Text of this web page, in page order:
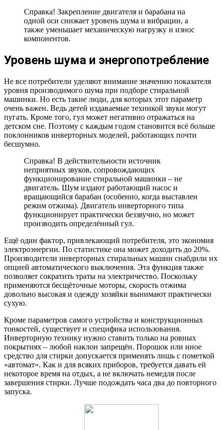
Справка! Закрепление двигателя и барабана на
одной оси снижает уровень шума и вибрации, а
также уменьшает механическую нагрузку и износ
компонентов.
Уровень шума и энергопотребление
Не все потребители уделяют внимание значению показателя
уровня производимого шума при подборе стиральной
машинки. Но есть такие люди, для которых этот параметр
очень важен. Ведь детей издаваемые техникой звуки могут
пугать. Кроме того, гул может негативно отражаться на
детском сне. Поэтому с каждым годом становится всё больше
поклонников инверторных моделей, работающих почти
бесшумно.
Справка! В действительности источник
неприятных звуков, сопровождающих
функционирование стиральной машинки – не
двигатель. Шум издают работающий насос и
вращающийся барабан (особенно, когда выставлен
режим отжима). Двигатель инверторного типа
функционирует практически беззвучно, но может
производить определённый гул.
Ещё один фактор, привлекающий потребителя, это экономия
электроэнергии. По статистике она может доходить до 20%.
Производители инверторных стиральных машин снабдили их
опцией автоматического выключения. Эта функция также
позволяет сократить траты на электричество. Поскольку
применяются бесщёточные моторы, скорость отжима
довольно высокая и одежду хозяйки вынимают практически
сухую.
Кроме параметров самого устройства и конструкционных
тонкостей, существует и специфика использования.
Инверторную технику нужно ставить только на ровных
покрытиях – любой наклон запрещён. Порошок или иное
средство для стирки допускается применять лишь с пометкой
«автомат». Как и для всяких приборов, требуется давать ей
некоторое время на отдых, а не включать немедля после
завершения стирки. Лучше подождать часа два до повторного
запуска.